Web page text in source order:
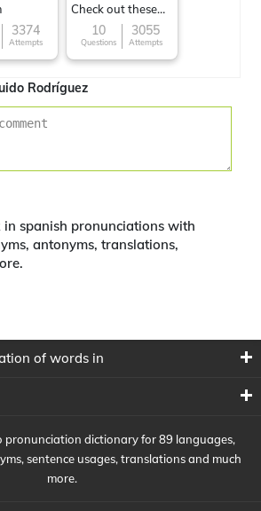
3374
Attempts
Check out these
Famous cuisines
around the World
10
Questions
3055
Attempts
Rodríguez
in spanish pronunciations with
antonyms, translations,
of words in
pronunciation dictionary for 89 languages,
sentence usages, translations and much
more.